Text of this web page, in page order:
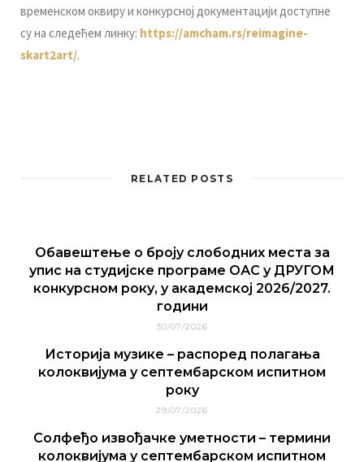
временском оквиру и конкурсној документацији доступне
су на следећем линку: https://amcham.rs/reimagine-
skart2art/.
RELATED POSTS
Обавештење о броју слободних места за
упис на студијске програме ОАС у ДРУГОМ
конкурсном року, у академској 2026/2027.
години
30/07/2026
Историја музике – распоред полагања
колоквијума у септембарском испитном
року
29/07/2026
Солфеђо извођачке уметности – термини
колоквијума у септембарском испитном